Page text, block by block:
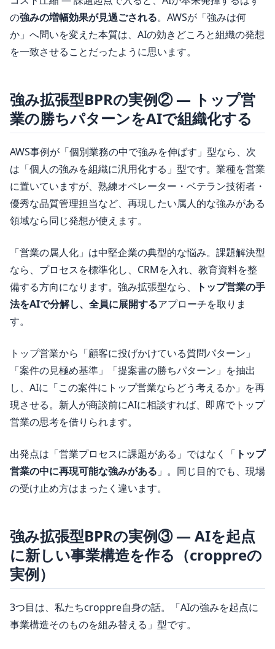
の強みの増幅効果が見過ごされる。AWSが「強みは何
か」へ問いを変えた本質は、AIの効きどころと組織の発想
を一致させることだったように思います。
強み拡張型BPRの実例② ― トップ営
業の勝ちパターンをAIで組織化する
AWS事例が「個別業務の中で強みを伸ばす」型なら、次
は「個人の強みを組織に汎用化する」型です。業種を営業
に置いていますが、熟練オペレーター・ベテラン技術者・
優秀な品質管理担当など、再現したい属人的な強みがある
領域なら同じ発想が使えます。
「営業の属人化」は中堅企業の典型的な悩み。課題解決型
なら、プロセスを標準化し、CRMを入れ、教育資料を整
備する方向になります。強み拡張型なら、
トップ営業の手
法をAIで分解し、全員に展開するアプローチを取りま
す。
トップ営業から「顧客に投げかけている質問パターン」
「案件の見極め基準」「提案書の勝ちパターン」を抽出
し、AIに「この案件にトップ営業ならどう考えるか」を再
現させる。新人が商談前にAIに相談すれば、即席でトップ
営業の思考を借りられます。
出発点は「営業プロセスに課題がある」ではなく「 トップ
営業の中に再現可能な強みがある 」。同じ目的でも、現場
の受け止め方はまったく違います。
強み拡張型BPRの実例③ ― AIを起点
に新しい事業構造を作る（croppreの
実例）
3つ目は、私たちcroppre自身の話。「AIの強みを起点に
事業構造そのものを組み替える」型です。